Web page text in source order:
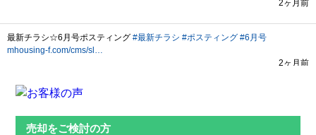
売却をご検討の方